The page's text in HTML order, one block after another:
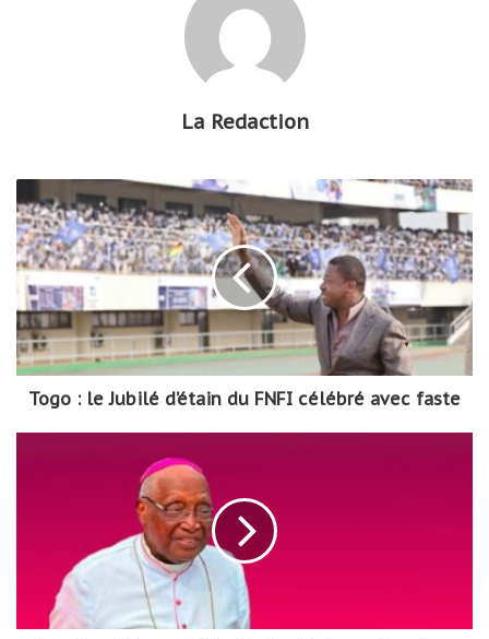
La Redaction
Togo : le Jubilé d’étain du FNFI célébré avec faste